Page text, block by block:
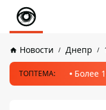
Новости Днепр
ТОПТЕМА: Более